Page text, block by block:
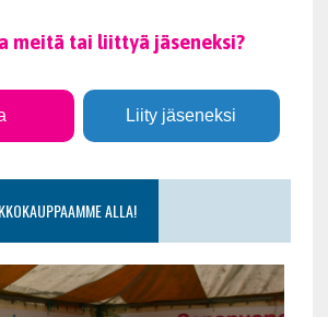
meitä tai liittyä jäseneksi?
Liity jäseneksi
ALLA!